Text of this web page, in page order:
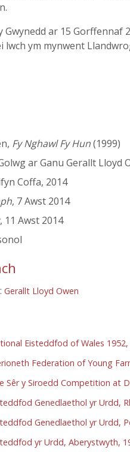
Gwynedd ar 15 Gorffennaf
lwch ym mynwent
Fy Nghawl Fy Hun(1999)
ar Ganu Gerallt Lloyd
Coffa, 2014
, 7 Awst 2014
, 11 Awst 2014
Gerallt Lloyd Owen
Eisteddfod of Wales
Federation of Young
Sêr y Siroedd Competition at
Genedlaethol yr Urdd,
Genedlaethol yr Urdd,
yr Urdd, Aberystwyth,